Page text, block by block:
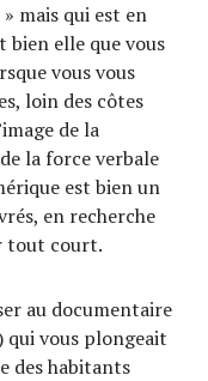
mais qui est en
bien elle que vous
vous vous
loin des côtes
de la
la force verbale
est bien un
en recherche
tout court.
au documentaire
qui vous plongeait
des habitants